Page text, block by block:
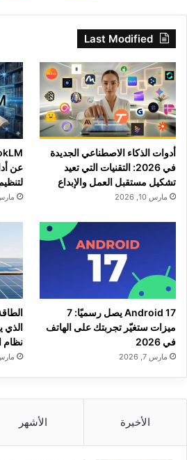
Last Modified
أدوات الذكاء الاصطناعي الجديدة
في 2026: التقنيات التي تعيد
تشكيل مستقبل العمل والإبداع
مارس 10, 2026
عن
مارس 8,
Android 17 يصل رسميًا: 7
ميزات ستغيّر تجربتك على الهاتف
في 2026
مارس 7, 2026
الذي
نظام
مارس 6,
الأخيرة الأشهر